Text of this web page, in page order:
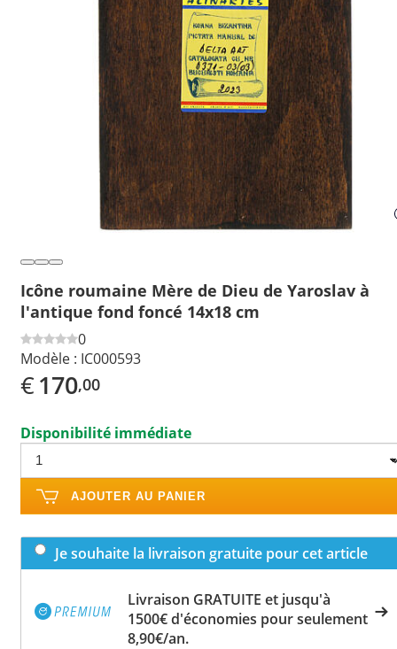
Icône roumaine Mère de Dieu de Yaroslav à
l'antique fond foncé 14x18 cm
0
Modèle : IC000593
€170,00
Disponibilité immédiate
AJOUTER AU PANIER
Je souhaite la livraison gratuite pour cet article
Livraison GRATUITE et jusqu'à
1500€ d'économies pour seulement
8,90€/an.